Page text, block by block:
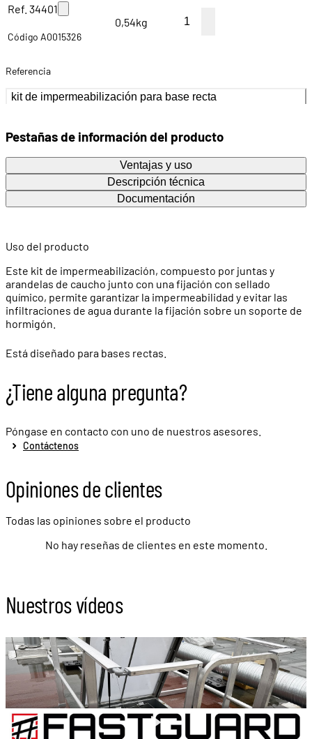
Ref. 34401
Código A0015326
0,54kg
Referencia
kit de impermeabilización para base recta
Pestañas de información del producto
Ventajas y uso
Descripción técnica
Documentación
Uso del producto
Este kit de impermeabilización, compuesto por juntas y
arandelas de caucho junto con una fijación con sellado
químico, permite garantizar la impermeabilidad y evitar las
infiltraciones de agua durante la fijación sobre un soporte de
hormigón.
Está diseñado para bases rectas.
¿Tiene alguna pregunta?
Póngase en contacto con uno de nuestros asesores.
Contáctenos
Opiniones de clientes
Todas las opiniones sobre el producto
No hay reseñas de clientes en este momento.
Nuestros vídeos
Play